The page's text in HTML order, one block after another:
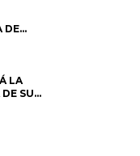
DE
DE
UN
LA
SU